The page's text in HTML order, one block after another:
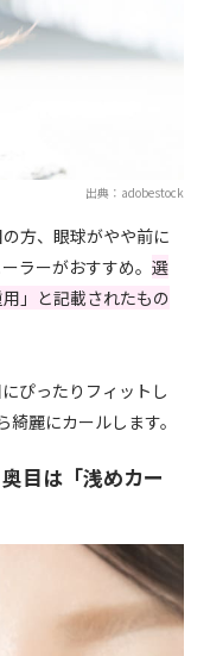
出典：adobestock
方、眼球がやや前に
ラーがおすすめ。選
」と記載されたもの
ぴったりフィットし
麗にカールします。
目は「浅めカー